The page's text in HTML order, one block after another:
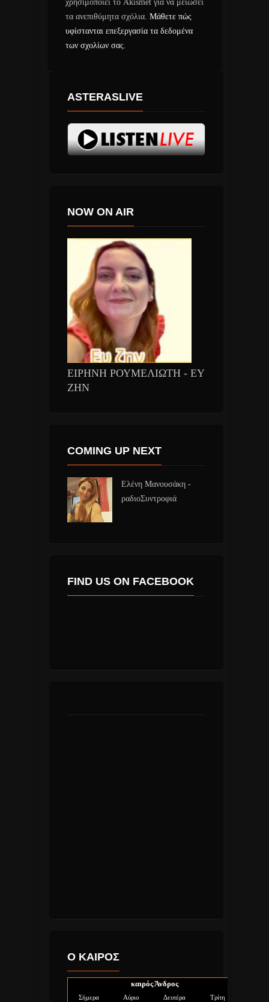
χρησιμοποιεί το Akismet για να μειώσει
τα ανεπιθύμητα σχόλια. Μάθετε πώς
υφίστανται επεξεργασία τα δεδομένα
των σχολίων σας.
ASTERASLIVE
NOW ON AIR
ΕΙΡΗΝΗ ΡΟΥΜΕΛΙΩΤΗ - ΕΥ
ΖΗΝ
COMING UP NEXT
Ελένη Μανουσάκη -
ραδιοΣυντροφιά
FIND US ON FACEBOOK
Ο ΚΑΙΡΟΣ
καιρός Άνδρος